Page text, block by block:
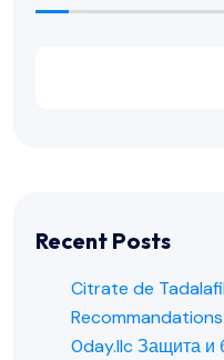
Recent Posts
Citrate de
Recommandations
0day.llc Защита и